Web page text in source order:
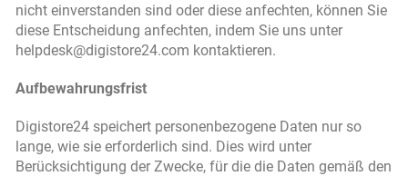
nicht einverstanden sind oder diese anfechten, können Sie
diese Entscheidung anfechten, indem Sie uns unter
helpdesk@digistore24.com kontaktieren.
Aufbewahrungsfrist
Digistore24 speichert personenbezogene Daten nur so
lange, wie sie erforderlich sind. Dies wird unter
Berücksichtigung der Zwecke, für die die Daten gemäß den